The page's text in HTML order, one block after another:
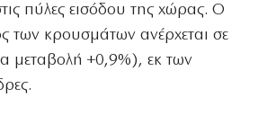
πύλες εισόδου της χώρας. Ο
των κρουσμάτων ανέρχεται σε
μεταβολή +0,9%), εκ των